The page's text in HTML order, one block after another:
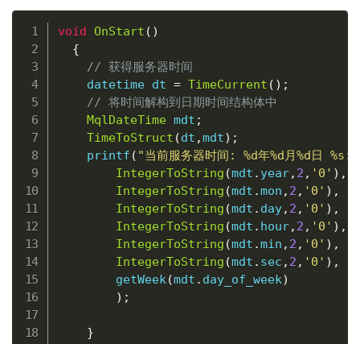
void OnStart ( )
{
// 获得服务器时间
    datetime dt
= TimeCurrent ( ) ;
// 将时间解构到日期时间结构体中
MqlDateTime mdt ;
TimeToStruct (dt ,mdt) ;
printf ( "当前服务器时间: %d年%d月%d日
IntegerToString (mdt . year, 2 , '0' ) ,
IntegerToString (mdt .mon , 2 , '0' ) ,
IntegerToString (mdt . day, 2 , '0' ) ,
IntegerToString (mdt . hour, 2 , '0' ) ,
IntegerToString (mdt .min , 2 , '0' ) ,
IntegerToString (mdt . sec , 2 , '0' ) ,
getWeek (mdt . day_of_week)
) ;
}